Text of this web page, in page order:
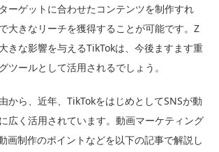
ーゲットに合わせたコンテンツを制作すれ
大きなリーチを獲得することが可能です。Z
きな影響を与えるTikTokは、今後ますます重
ツールとして活用されるでしょう。
から、近年、TikTokをはじめとしてSNSが動
広く活用されています。動画マーケティング
画制作のポイントなどを以下の記事で解説し